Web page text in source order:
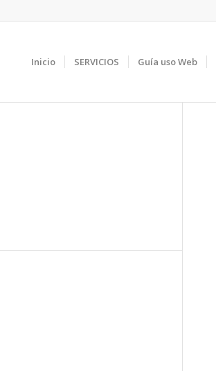
Inicio SERVICIOS Guía uso Web